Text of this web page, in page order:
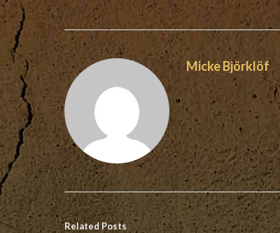
Micke Björklöf
Related Posts